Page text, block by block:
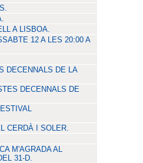
A LISBOA.
12 A LES 20:00 A
DECENNALS DE LA
DECENNALS DE
CERDÀ I SOLER.
M'AGRADA AL
31-D.